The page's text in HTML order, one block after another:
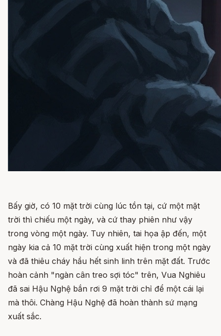
Bấy giờ, có 10 mặt trời cùng lúc tồn tại, cứ một mặt
trời thì chiếu một ngày, và cứ thay phiên như vậy
trong vòng một ngày. Tuy nhiên, tai họa ập đến, một
ngày kia cả 10 mặt trời cùng xuất hiện trong một ngày
và đã thiêu cháy hầu hết sinh linh trên mặt đất. Trước
hoàn cảnh "ngàn cân treo sợi tóc" trên, Vua Nghiêu
đã sai Hậu Nghệ bắn rơi 9 mặt trời chỉ để một cái lại
mà thôi. Chàng Hậu Nghệ đã hoàn thành sứ mạng
xuất sắc.